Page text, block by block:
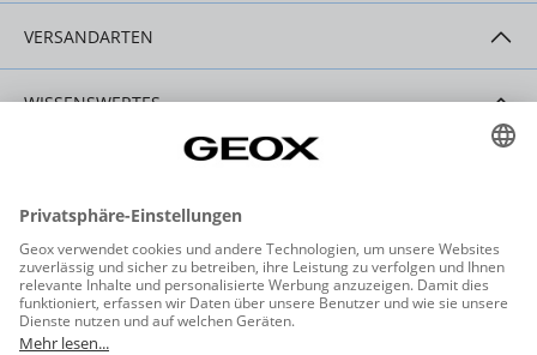
VERSANDARTEN
WISSENSWERTES